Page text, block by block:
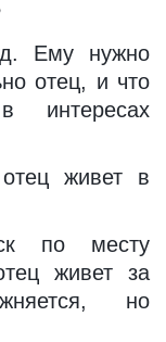
Ему нужно
отец, и что
интересах
живет в
по месту
живет за
но